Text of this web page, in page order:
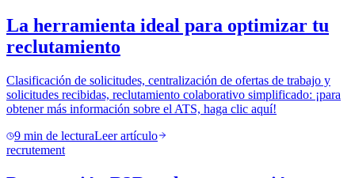
La herramienta ideal para optimizar tu
reclutamiento
Clasificación de solicitudes, centralización de ofertas de trabajo y
solicitudes recibidas, reclutamiento colaborativo simplificado: ¡para
obtener más información sobre el ATS, haga clic aquí!
9 min de lecturaLeer artículo
recrutement